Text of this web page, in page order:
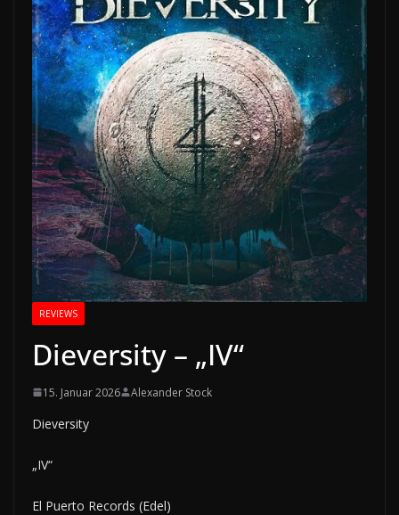
REVIEWS
Dieversity – „IV“
15. Januar 2026 Alexander Stock
Dieversity
„IV“
El Puerto Records (Edel)